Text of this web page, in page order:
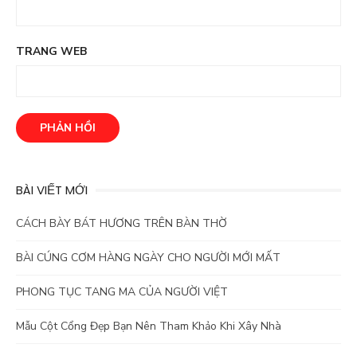
TRANG WEB
BÀI VIẾT MỚI
CÁCH BÀY BÁT HƯƠNG TRÊN BÀN THỜ
BÀI CÚNG CƠM HÀNG NGÀY CHO NGƯỜI MỚI MẤT
PHONG TỤC TANG MA CỦA NGƯỜI VIỆT
Mẫu Cột Cổng Đẹp Bạn Nên Tham Khảo Khi Xây Nhà